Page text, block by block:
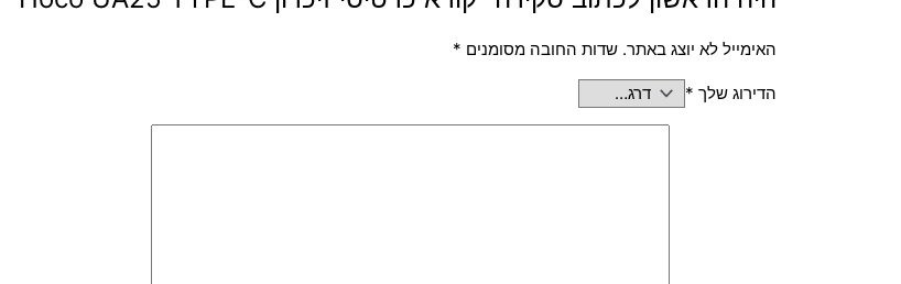
האימייל לא יוצג באתר. שדות החובה מסומנים *
הדירוג שלך *